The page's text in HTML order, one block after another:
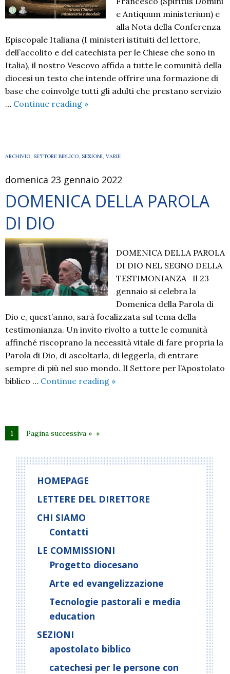
e Antiquum ministerium) e
alla Nota della Conferenza
Episcopale Italiana (I ministeri istituiti del lettore,
dell’accolito e del catechista per le Chiese che sono in
Italia), il nostro Vescovo affida a tutte le comunità della
diocesi un testo che intende offrire una formazione di
base che coinvolge tutti gli adulti che prestano servizio
… Continue reading Battezzati
una
missionaria
e
sinodale
»
ARCHIVIO, SETTORE BIBLICO, SEZIONI, VARIE
domenica 23 gennaio 2022
DOMENICA DELLA PAROLA
DI DIO
DOMENICA DELLA PAROLA
DI DIO NEL SEGNO DELLA
TESTIMONIANZA Il 23
gennaio si celebra la
Domenica della Parola di
Dio e, quest’anno, sarà focalizzata sul tema della
testimonianza. Un invito rivolto a tutte le comunità
affinché riscoprano la necessità vitale di fare propria la
Parola di Dio, di ascoltarla, di leggerla, di entrare
sempre di più nel suo mondo. Il Settore per l’Apostolato
biblico … Continue reading DOMENICA
»
1 Pagina successiva »
HOMEPAGE
LETTERE DEL DIRETTORE
CHI SIAMO
Contatti
LE COMMISSIONI
Progetto diocesano
Arte ed evangelizzazione
Tecnologie pastorali e media
education
SEZIONI
apostolato biblico
catechesi per le persone con